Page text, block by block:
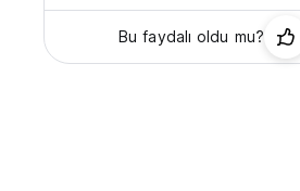
Bu faydalı oldu mu?